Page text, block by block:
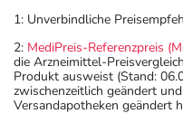
1: Unverbindliche
2: MediPreis-Referenzpreis
die Arzneimittel-
Produkt ausweist (Stand:
zwischenzeitlich geändert
Versandapotheken geändert